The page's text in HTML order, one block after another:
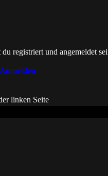
registriert und angemeldet
Anmelden
linken Seite